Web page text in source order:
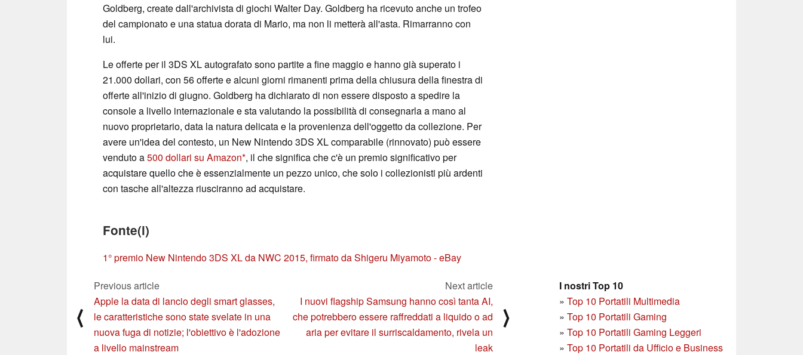
Goldberg, create dall'archivista di giochi Walter Day. Goldberg ha ricevuto anche un trofeo
del campionato e una statua dorata di Mario, ma non li metterà all'asta. Rimarranno con
lui.
Le offerte per il 3DS XL autografato sono partite a fine maggio e hanno già superato i
21.000 dollari, con 56 offerte e alcuni giorni rimanenti prima della chiusura della finestra di
offerte all'inizio di giugno. Goldberg ha dichiarato di non essere disposto a spedire la
console a livello internazionale e sta valutando la possibilità di consegnarla a mano al
nuovo proprietario, data la natura delicata e la provenienza dell'oggetto da collezione. Per
avere un'idea del contesto, un New Nintendo 3DS XL comparabile (rinnovato) può essere
venduto a500 dollari su Amazon , il che significa che c'è un premio significativo per
acquistare quello che è essenzialmente un pezzo unico, che solo i collezionisti più ardenti
con tasche all'altezza riusciranno ad acquistare.
Fonte(i)
1° premio New Nintendo 3DS XL da NWC 2015, firmato da Shigeru Miyamoto - eBay
I nostri Top 10
» Top 10 Portatili Multimedia
» Top 10 Portatili Gaming
» Top 10 Portatili Gaming Leggeri
» Top 10 Portatili da Ufficio e Business
⟨
Previous article
Apple la data di lancio degli smart glasses,
le caratteristiche sono state svelate in una
nuova fuga di notizie; l'obiettivo è l'adozione
a livello mainstream
Next article
I nuovi flagship Samsung hanno così tanta AI,
che potrebbero essere raffreddati a liquido o ad
aria per evitare il surriscaldamento, rivela un
leak
⟩